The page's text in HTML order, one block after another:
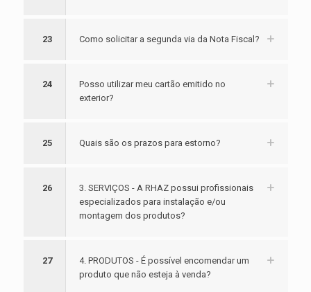
23 Como solicitar a segunda via da Nota Fiscal?
24
Posso utilizar meu cartão emitido no
exterior?
25 Quais são os prazos para estorno?
26
3. SERVIÇOS - A RHAZ possui profissionais
especializados para instalação e/ou
montagem dos produtos?
27
4. PRODUTOS - É possível encomendar um
produto que não esteja à venda?